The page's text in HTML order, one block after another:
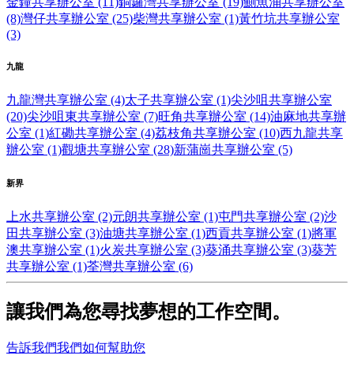
(8)灣仔共享辦公室 (25)柴灣共享辦公室 (1)黃竹坑共享辦公室
(3)
九龍
九龍灣共享辦公室 (4)太子共享辦公室 (1)尖沙咀共享辦公室
(20)尖沙咀東共享辦公室 (7)旺角共享辦公室 (14)油麻地共享辦
公室 (1)紅磡共享辦公室 (4)荔枝角共享辦公室 (10)西九龍共享
辦公室 (1)觀塘共享辦公室 (28)新蒲崗共享辦公室 (5)
新界
上水共享辦公室 (2)元朗共享辦公室 (1)屯門共享辦公室 (2)沙
田共享辦公室 (3)油塘共享辦公室 (1)西貢共享辦公室 (1)將軍
澳共享辦公室 (1)火炭共享辦公室 (3)葵涌共享辦公室 (3)葵芳
共享辦公室 (1)荃灣共享辦公室 (6)
讓我們為您尋找夢想的工作空間。
告訴我們我們如何幫助您